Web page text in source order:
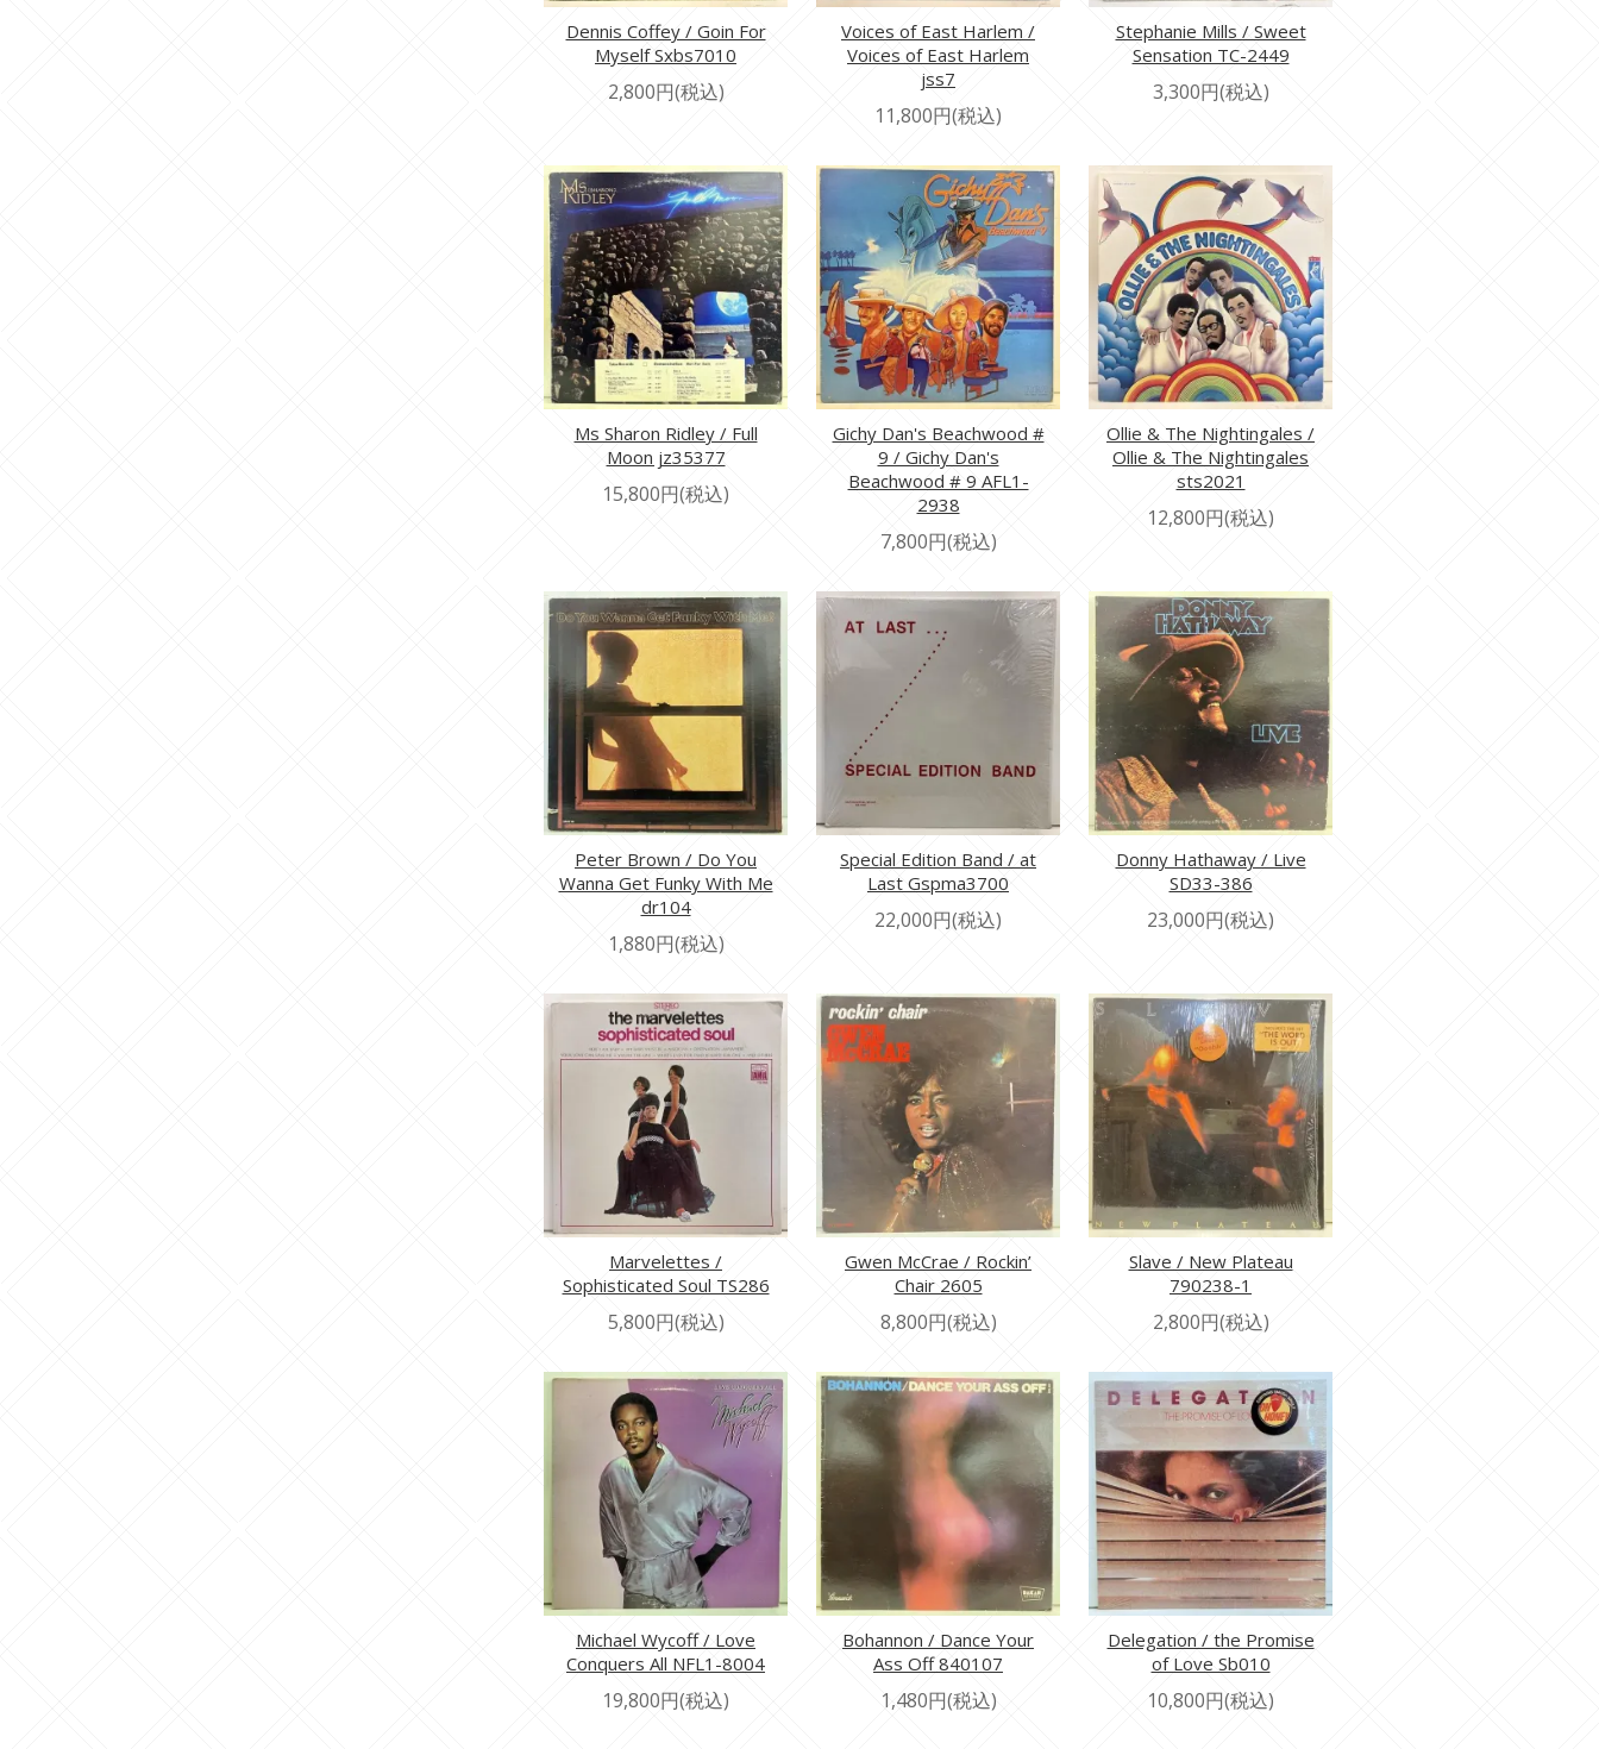
Dennis Coffey / Goin For
Myself Sxbs7010
2,800円(税込)
Voices of East Harlem /
Voices of East Harlem
jss7
11,800円(税込)
Stephanie Mills / Sweet
Sensation TC-2449
3,300円(税込)
Ms Sharon Ridley / Full
Moon jz35377
15,800円(税込)
Gichy Dan's Beachwood #
9 / Gichy Dan's
Beachwood # 9 AFL1-
2938
7,800円(税込)
Ollie & The Nightingales /
Ollie & The Nightingales
sts2021
12,800円(税込)
Peter Brown / Do You
Wanna Get Funky With Me
dr104
1,880円(税込)
Special Edition Band / at
Last Gspma3700
22,000円(税込)
Donny Hathaway / Live
SD33-386
23,000円(税込)
Marvelettes /
Sophisticated Soul TS286
5,800円(税込)
Gwen McCrae / Rockin’
Chair 2605
8,800円(税込)
Slave / New Plateau
790238-1
2,800円(税込)
Michael Wycoff / Love
Conquers All NFL1-8004
19,800円(税込)
Bohannon / Dance Your
Ass Off 840107
1,480円(税込)
Delegation / the Promise
of Love Sb010
10,800円(税込)